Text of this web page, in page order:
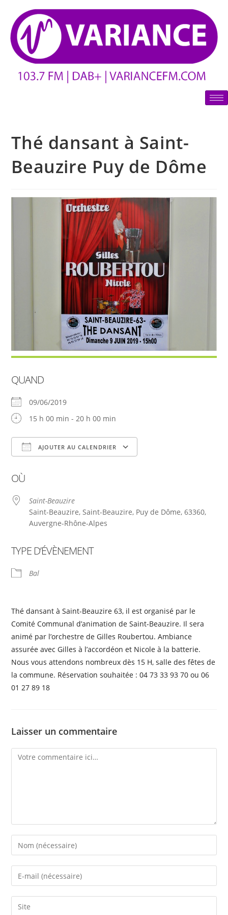
Thé dansant à Saint-
Beauzire Puy de Dôme
QUAND
09/06/2019
15 h 00 min - 20 h 00 min
AJOUTER AU CALENDRIER
OÙ
Saint-Beauzire
Saint-Beauzire, Saint-Beauzire, Puy de Dôme, 63360,
Auvergne-Rhône-Alpes
TYPE D’ÉVÈNEMENT
Bal
Thé dansant à Saint-Beauzire 63, il est organisé par le
Comité Communal d’animation de Saint-Beauzire. Il sera
animé par l’orchestre de Gilles Roubertou. Ambiance
assurée avec Gilles à l’accordéon et Nicole à la batterie.
Nous vous attendons nombreux dès 15 H, salle des fêtes de
la commune. Réservation souhaitée : 04 73 33 93 70 ou 06
01 27 89 18
Laisser un commentaire